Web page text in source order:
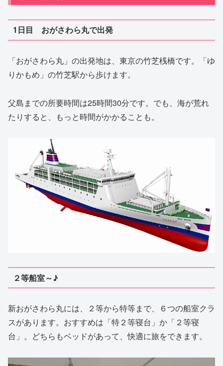
1日目 おがさわら丸で出発
「おがさわら丸」の出発地は、東京の竹芝桟橋です。「ゆ
りかもめ」の竹芝駅から歩けます。
父島までの所要時間は25時間30分です。でも、海が荒れ
たりすると、もっと時間がかかることも。
２等船室～♪
新おがさわら丸には、２等から特等まで、６つの船室クラ
スがあります。おすすめは「特２等寝台」か「２等寝
台」。どちらもベッドがあって、快適に旅をできます。